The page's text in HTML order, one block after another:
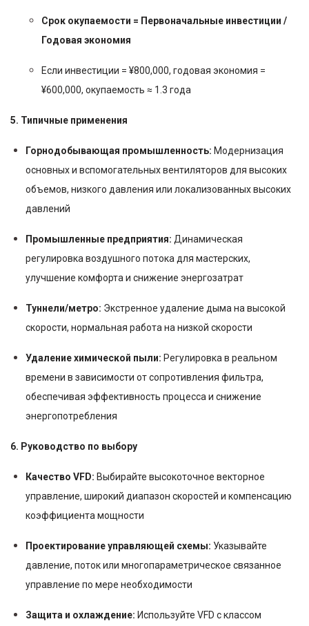
Срок окупаемости = Первоначальные инвестиции /
Годовая экономия
Если инвестиции = ¥800,000, годовая экономия =
¥600,000, окупаемость ≈ 1.3 года
5. Типичные применения
Горнодобывающая промышленность: Модернизация
основных и вспомогательных вентиляторов для высоких
объемов, низкого давления или локализованных высоких
давлений
Промышленные предприятия: Динамическая
регулировка воздушного потока для мастерских,
улучшение комфорта и снижение энергозатрат
Туннели/метро: Экстренное удаление дыма на высокой
скорости, нормальная работа на низкой скорости
Удаление химической пыли: Регулировка в реальном
времени в зависимости от сопротивления фильтра,
обеспечивая эффективность процесса и снижение
энергопотребления
6. Руководство по выбору
Качество VFD: Выбирайте высокоточное векторное
управление, широкий диапазон скоростей и компенсацию
коэффициента мощности
Проектирование управляющей схемы: Указывайте
давление, поток или многопараметрическое связанное
управление по мере необходимости
Защита и охлаждение: Используйте VFD с классом